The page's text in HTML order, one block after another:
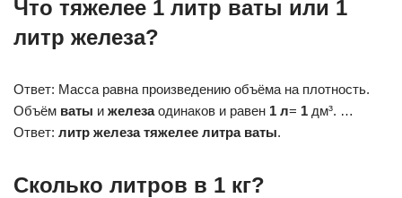
Что тяжелее 1 литр ваты или 1
литр железа?
Ответ: Масса равна произведению объёма на плотность.
Объём ваты и железаодинаков и равен 1 л= 1 дм³. …
Ответ: литр железа тяжелее литра ваты.
Сколько литров в 1 кг?